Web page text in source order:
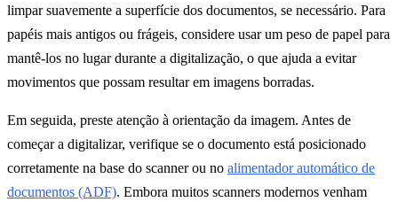
limpar suavemente a superfície dos documentos, se necessário. Para
papéis mais antigos ou frágeis, considere usar um peso de papel para
mantê-los no lugar durante a digitalização, o que ajuda a evitar
movimentos que possam resultar em imagens borradas.
Em seguida, preste atenção à orientação da imagem. Antes de
começar a digitalizar, verifique se o documento está posicionado
corretamente na base do scanner ou no alimentador automático de
documentos (ADF). Embora muitos scanners modernos venham